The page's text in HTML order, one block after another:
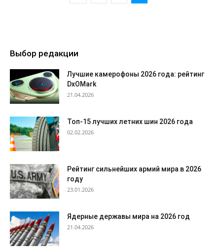
Выбор редакции
Лучшие камерофоны 2026 года: рейтинг
DxOMark
21.04.2026
Топ-15 лучших летних шин 2026 года
02.02.2026
Рейтинг сильнейших армий мира в 2026
году
23.01.2026
Ядерные державы мира на 2026 год
21.04.2026